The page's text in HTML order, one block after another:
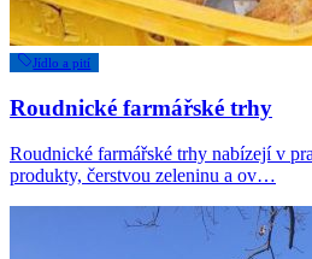
Jídlo a pití
Roudnické farmářské trhy
Roudnické farmářské trhy nabízejí v
produkty, čerstvou zeleninu a ov…